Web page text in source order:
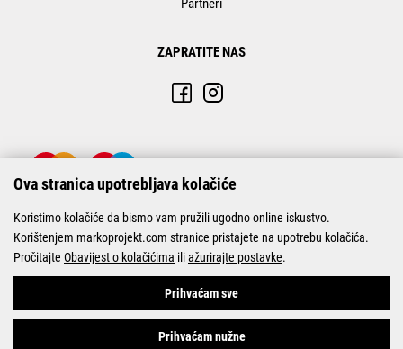
Partneri
ZAPRATITE NAS
© Marko-Projekt 2026
Ova stranica upotrebljava kolačiće
Koristimo kolačiće da bismo vam pružili ugodno online iskustvo.
Korištenjem markoprojekt.com stranice pristajete na upotrebu kolačića.
Pročitajte Obavijest o kolačićima iliažurirajte postavke.
Prihvaćam sve
Prihvaćam nužne